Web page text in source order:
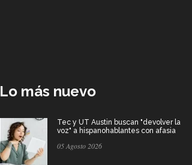
Lo más nuevo
Tec y UT Austin buscan "devolver la
voz" a hispanohablantes con afasia
05 Agosto 2026